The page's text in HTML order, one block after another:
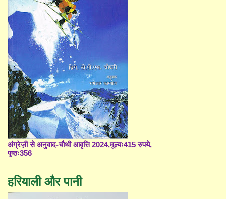
अंग्रेज़ी से अनुवाद-चौथी आवृत्ति 2024,मूल्यः415 रुपये,
पृष्ठः356
हरियाली और पानी